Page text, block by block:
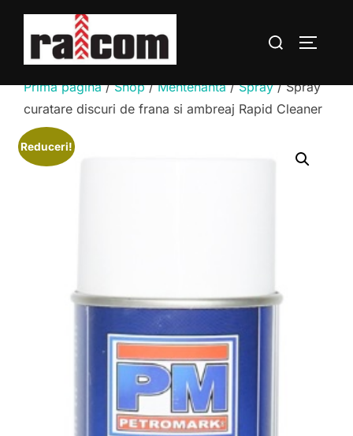
conținut
Caută
Prima pagină/Shop/Mentenanta/Spray/ Spray
curatare discuri de frana si ambreaj Rapid Cleaner
Reduceri!